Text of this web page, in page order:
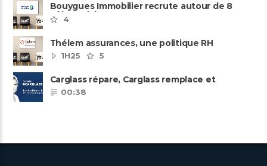
Bouygues Immobilier recrute autour de 8
pôles métiers
4
Thélem assurances, une politique RH
ambitieuse
1H25 5
Carglass répare, Carglass remplace et
Carglass embauche également.
00:38